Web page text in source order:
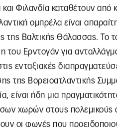
και Φιλανδία καταθέτουν
ομπρέλα είναι
της Βαλτικής Θάλασσας. Το
του Ερντογάν για
ενταξιακές
της Βορειοατλαντικής
είναι ήδη μια
χωρών στους
οι φωνές που